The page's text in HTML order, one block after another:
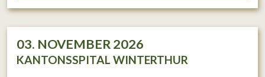
03. NOVEMBER 2026
KANTONSSPITAL WINTERTHUR